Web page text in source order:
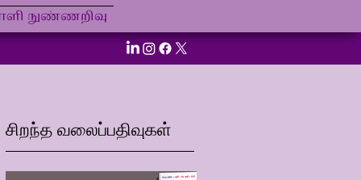
நுண்ணறிவு
சிறந்த வலைப்பதிவுகள்